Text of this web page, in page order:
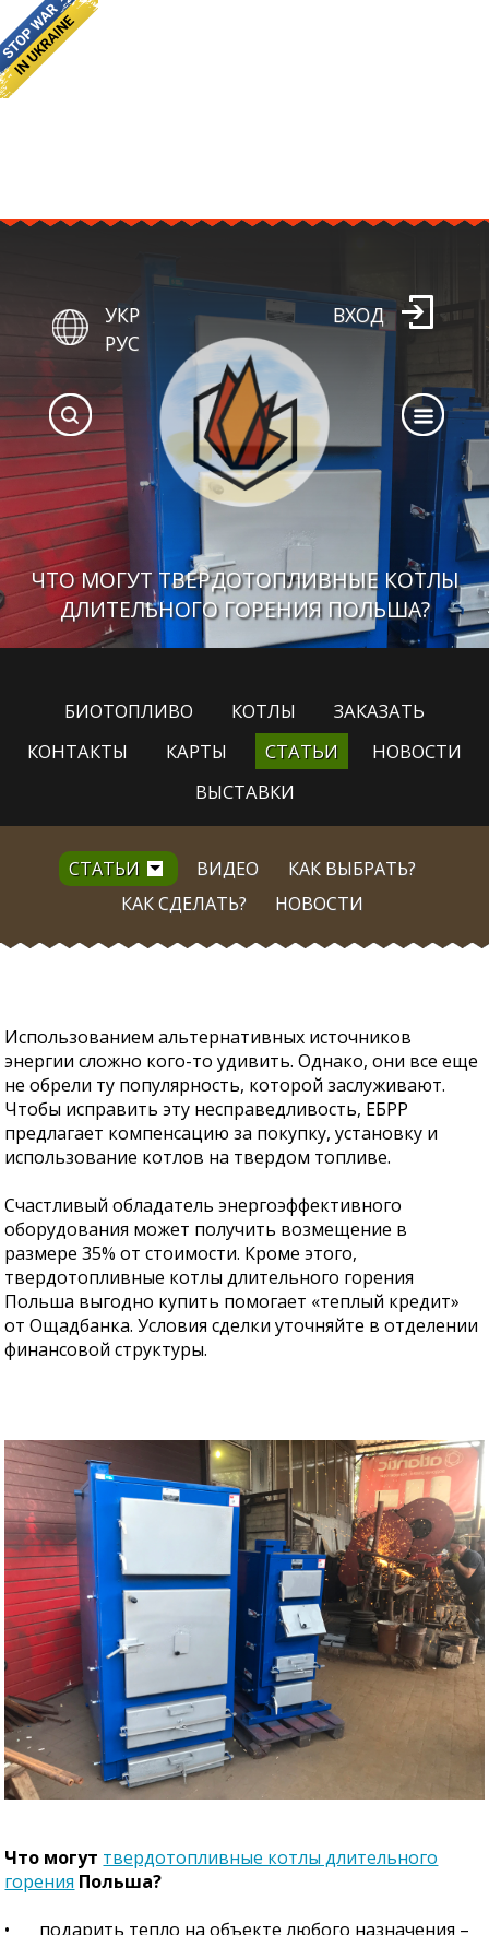
ЧТО МОГУТ ТВЕРДОТОПЛИВНЫЕ КОТЛЫ
ДЛИТЕЛЬНОГО ГОРЕНИЯ ПОЛЬША?
УКР
РУС
ВХОД
БИОТОПЛИВО КОТЛЫ
ЗАКАЗАТЬ
КОНТАКТЫ
КАРТЫ СТАТЬИ
НОВОСТИ
ВЫСТАВКИ
СТАТЬИ ВИДЕО
КАК ВЫБРАТЬ?
КАК СДЕЛАТЬ?
НОВОСТИ
Использованием альтернативных источников
энергии сложно кого-то удивить. Однако, они все еще
не обрели ту популярность, которой заслуживают.
Чтобы исправить эту несправедливость, ЕБРР
предлагает компенсацию за покупку, установку и
использование котлов на твердом топливе.
Счастливый обладатель энергоэффективного
оборудования может получить возмещение в
размере 35% от стоимости. Кроме этого,
твердотопливные котлы длительного горения
Польша выгодно купить помогает «теплый кредит»
от Ощадбанка. Условия сделки уточняйте в отделении
финансовой структуры.
Что могут твердотопливные котлы длительного
горения Польша?
•
подарить тепло на объекте любого назначения –